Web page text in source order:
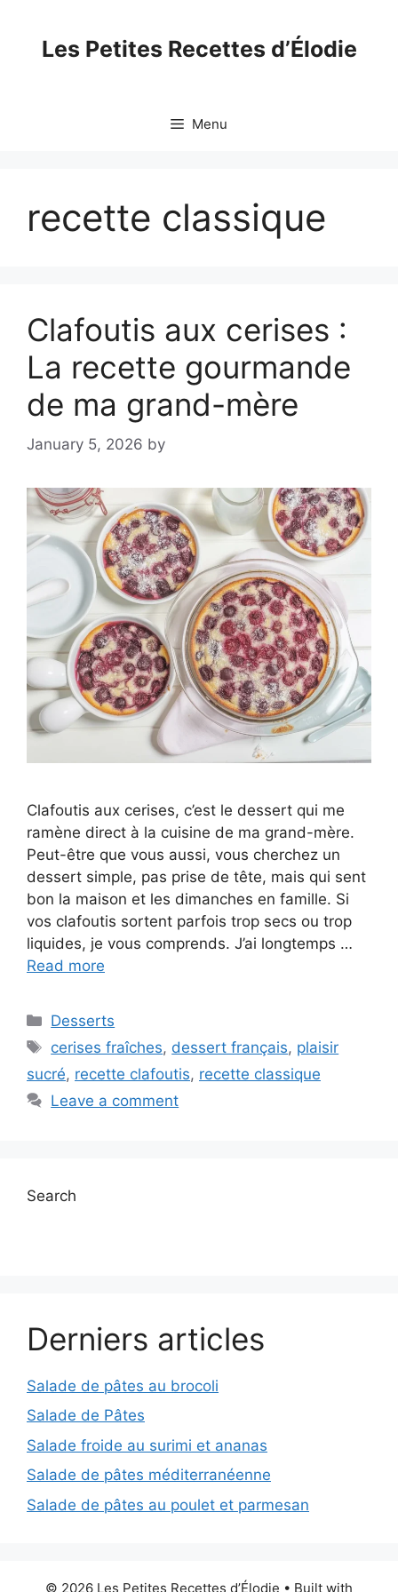
contentLes Petites Recettes d’Élodie
Menu
recette classique
Clafoutis aux cerises :
La recette gourmande
de ma grand-mère
January 5, 2026 by
Clafoutis aux cerises, c’est le dessert qui me
ramène direct à la cuisine de ma grand-mère.
Peut-être que vous aussi, vous cherchez un
dessert simple, pas prise de tête, mais qui sent
bon la maison et les dimanches en famille. Si
vos clafoutis sortent parfois trop secs ou trop
liquides, je vous comprends. J’ai longtemps …
Read more
Categories
Desserts
Tags
cerises fraîches, dessert français, plaisir
sucré, recette clafoutis, recette classique
Leave a comment
Search
Derniers articles
Salade de pâtes au brocoli
Salade de Pâtes
Salade froide au surimi et ananas
Salade de pâtes méditerranéenne
Salade de pâtes au poulet et parmesan
© 2026 Les Petites Recettes d’Élodie • Built with